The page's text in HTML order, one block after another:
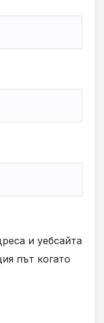
и уебсайта
път когато